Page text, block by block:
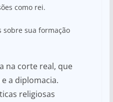
como rei.
sua formação
na corte real, que
a diplomacia.
religiosas